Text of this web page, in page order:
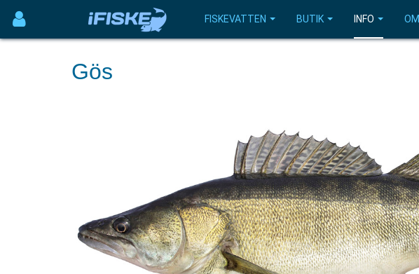
FISKEVATTEN BUTIK INFO OM
Gös